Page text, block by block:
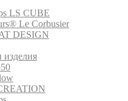
LS CUBE
Le Corbusier
DESIGN